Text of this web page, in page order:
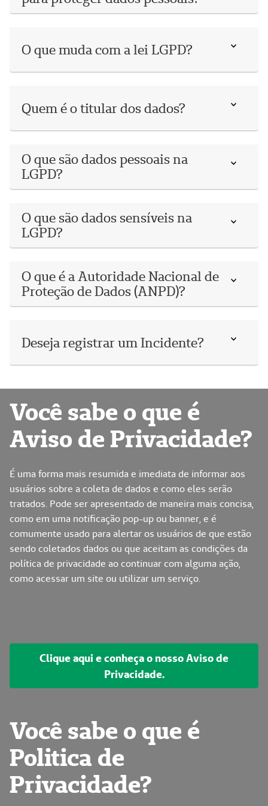
O que muda com a lei LGPD?
Quem é o titular dos dados?
O que são dados pessoais na
LGPD?
O que são dados sensíveis na
LGPD?
O que é a Autoridade Nacional de
Proteção de Dados (ANPD)?
Deseja registrar um Incidente?
Você sabe o que é
Aviso de Privacidade?
É uma forma mais resumida e imediata de informar aos
usuários sobre a coleta de dados e como eles serão
tratados. Pode ser apresentado de maneira mais concisa,
como em uma notificação pop-up ou banner, e é
comumente usado para alertar os usuários de que estão
sendo coletados dados ou que aceitam as condições da
política de privacidade ao continuar com alguma ação,
como acessar um site ou utilizar um serviço.
Clique aqui e conheça o nosso Aviso de
Privacidade.
Você sabe o que é
Politica de
Privacidade?